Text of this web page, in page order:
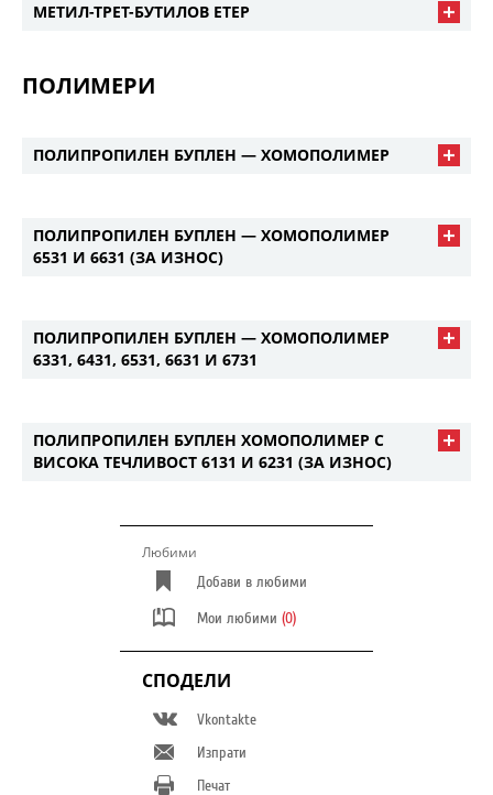
МЕТИЛ-ТРЕТ-БУТИЛОВ ЕТЕР
ПОЛИМЕРИ
ПОЛИПРОПИЛЕН БУПЛЕН — ХОМОПОЛИМЕР
ПОЛИПРОПИЛЕН БУПЛЕН — ХОМОПОЛИМЕР
6531 И 6631 (ЗА ИЗНОС)
ПОЛИПРОПИЛЕН БУПЛЕН — ХОМОПОЛИМЕР
6331, 6431, 6531, 6631 И 6731
ПОЛИПРОПИЛЕН БУПЛЕН ХОМОПОЛИМЕР С
ВИСОКА ТЕЧЛИВОСТ 6131 И 6231 (ЗА ИЗНОС)
Любими
Добави в любими
Мои любими (0)
СПОДЕЛИ
Vkontakte
Изпрати
Печат